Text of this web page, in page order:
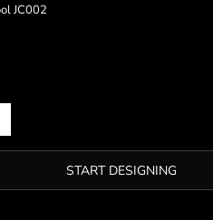
JC002
START DESIGNING